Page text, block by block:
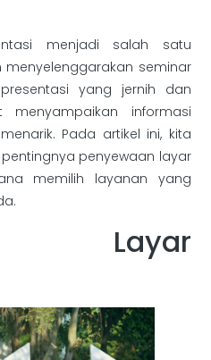
menjadi salah satu
seminar
yang jernih dan
menyampaikan informasi
Pada artikel ini, kita
penyewaan layar
memilih layanan yang
Layar